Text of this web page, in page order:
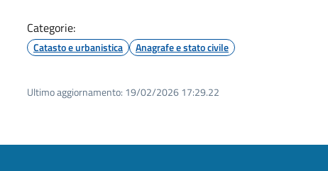
Categorie:
Catasto e urbanistica Anagrafe e stato civile
Ultimo aggiornamento: 19/02/2026 17:29.22